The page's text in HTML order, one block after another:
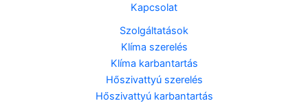
Kapcsolat
Szolgáltatások
Klíma szerelés
Klíma karbantartás
Hőszivattyú szerelés
Hőszivattyú karbantartás